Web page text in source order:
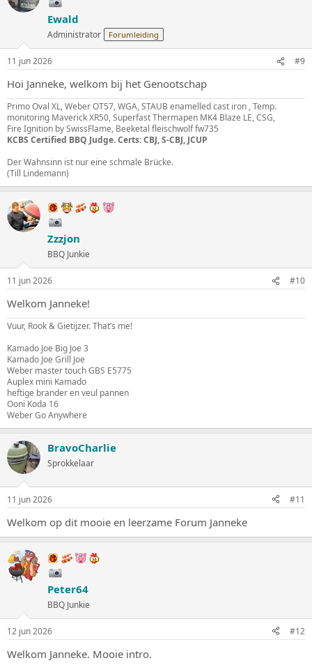
Ewald
Administrator Forumleiding
11 jun 2026 #9
Hoi Janneke, welkom bij het Genootschap
Primo Oval XL, Weber OT57, WGA, STAUB enamelled cast iron , Temp.
monitoring Maverick XR50, Superfast Thermapen MK4 Blaze LE, CSG,
Fire Ignition by SwissFlame, Beeketal fleischwolf fw735
KCBS Certified BBQ Judge. Certs: CBJ, S-CBJ, JCUP
Der Wahnsinn ist nur eine schmale Brücke.
(Till Lindemann)
Zzzjon
BBQ Junkie
11 jun 2026 #10
Welkom Janneke!
Vuur, Rook & Gietijzer. That’s me!
Kamado Joe Big Joe 3
Kamado Joe Grill Joe
Weber master touch GBS E5775
Auplex mini Kamado
heftige brander en veul pannen
Ooni Koda 16
Weber Go Anywhere
BravoCharlie
Sprokkelaar
11 jun 2026 #11
Welkom op dit mooie en leerzame Forum Janneke
Peter64
BBQ Junkie
12 jun 2026 #12
Welkom Janneke. Mooie intro.